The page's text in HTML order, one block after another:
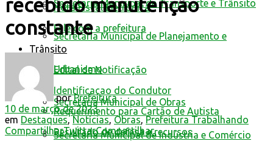
Nota Fiscal Eletrônica
Fale com a prefeitura
Trânsito
Edital de Notificação
Identificacao do Condutor
Requerimento para Cartão de Autista
Resultado de defesa e recursos
Secretaria Municipal de Transporte e Trânsito
Secretaria Municipal de Planejamento e
Urbanismo
Secretaria Municipal de Obras
Secretaria Municipal de Indústria e Comércio
recebido manutenção
constante
por Prefeitura
10 de março de 2023
em Destaques,Notícias,Obras,Prefeitura Trabalhando
CompartilharTwittarCompartilhar